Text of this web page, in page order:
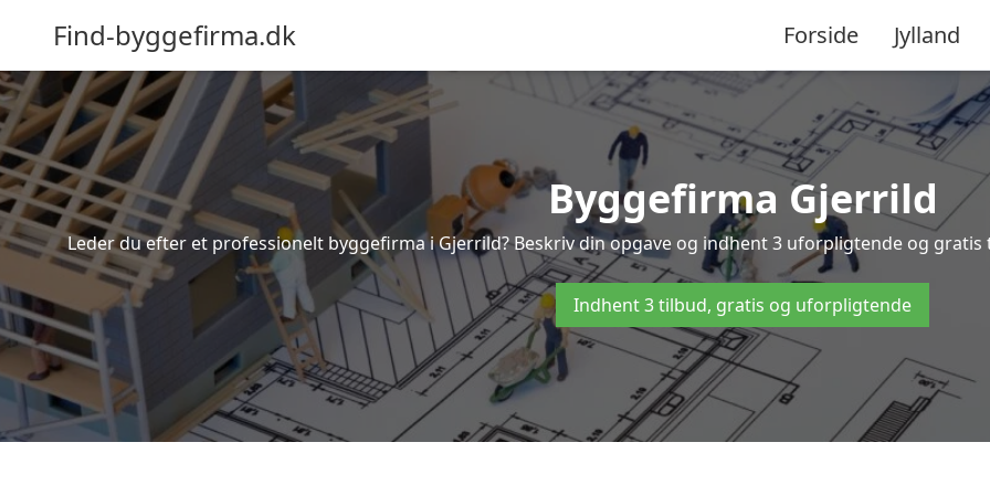
Find-byggefirma.dk Forside Jylland
Byggefirma Gjerrild
Leder du efter et professionelt byggefirma i Gjerrild? Beskriv din opgave og indhent 3 uforpligtende og
Indhent 3 tilbud, gratis og uforpligtende